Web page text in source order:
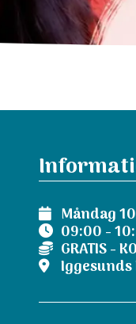
Måndag
09:00 -
GRATIS -
Iggesunds